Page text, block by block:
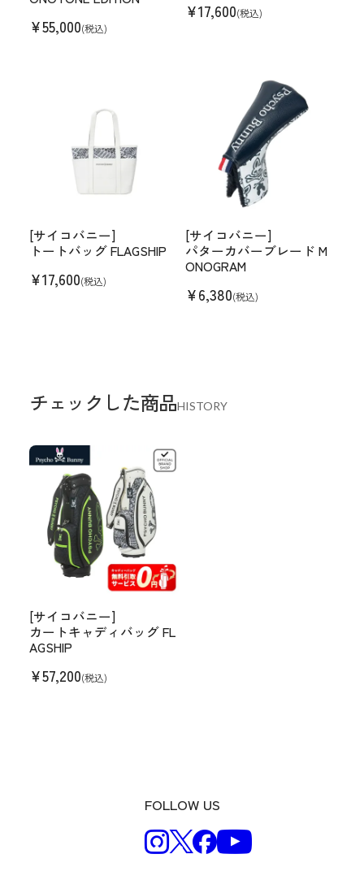
¥55,000(税込)
¥17,600(税込)
[サイコバニー]
トートバッグ FLAGSHIP
¥17,600(税込)
[サイコバニー]
パターカバーブレード M
ONOGRAM
¥6,380(税込)
チェックした商品HISTORY
[サイコバニー]
カートキャディバッグ FL
AGSHIP
¥57,200(税込)
FOLLOW US